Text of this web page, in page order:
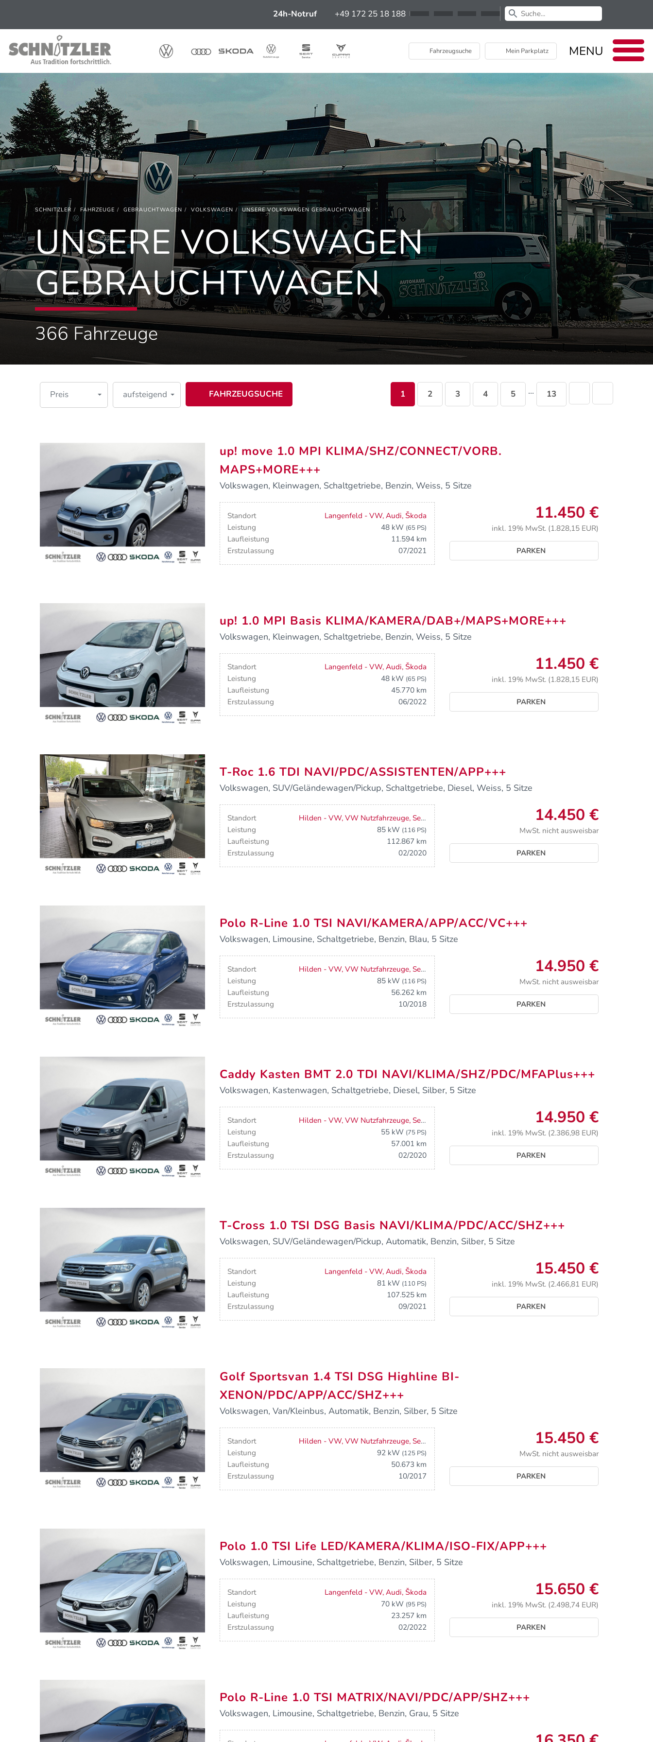
24h-Notruf +49 172 25 18 188
Fahrzeugsuche Mein Parkplatz MENU
Newsletter
EU Data Act
SCHNITZLER FAHRZEUGE GEBRAUCHTWAGEN VOLKSWAGEN UNSERE VOLKSWAGEN GEBRAUCHTWAGEN
UNSERE VOLKSWAGEN
GEBRAUCHTWAGEN
366 Fahrzeuge
Preis aufsteigend FAHRZEUGSUCHE 1 2 3 4 5 ... 13
up! move 1.0 MPI KLIMA/SHZ/CONNECT/VORB.
MAPS+MORE+++
Volkswagen, Kleinwagen, Schaltgetriebe, Benzin, Weiss, 5 Sitze
Standort
Langenfeld - VW, Audi, Škoda
Leistung
48 kW (65 PS)
Laufleistung
11.594 km
Erstzulassung
07/2021
11.450 €
inkl. 19% MwSt. (1.828,15 EUR)
PARKEN
up! 1.0 MPI Basis KLIMA/KAMERA/DAB+/MAPS+MORE+++
Volkswagen, Kleinwagen, Schaltgetriebe, Benzin, Weiss, 5 Sitze
Standort
Langenfeld - VW, Audi, Škoda
Leistung
48 kW (65 PS)
Laufleistung
45.770 km
Erstzulassung
06/2022
11.450 €
inkl. 19% MwSt. (1.828,15 EUR)
PARKEN
T-Roc 1.6 TDI NAVI/PDC/ASSISTENTEN/APP+++
Volkswagen, SUV/Geländewagen/Pickup, Schaltgetriebe, Diesel, Weiss, 5 Sitze
Standort
Hilden - VW, VW Nutzfahrzeuge, Seat
Leistung
85 kW (116 PS)
Laufleistung
112.867 km
Erstzulassung
02/2020
14.450 €
MwSt. nicht ausweisbar
PARKEN
Polo R-Line 1.0 TSI NAVI/KAMERA/APP/ACC/VC+++
Volkswagen, Limousine, Schaltgetriebe, Benzin, Blau, 5 Sitze
Standort
Hilden - VW, VW Nutzfahrzeuge, Seat
Leistung
85 kW (116 PS)
Laufleistung
56.262 km
Erstzulassung
10/2018
14.950 €
MwSt. nicht ausweisbar
PARKEN
Caddy Kasten BMT 2.0 TDI NAVI/KLIMA/SHZ/PDC/MFAPlus+++
Volkswagen, Kastenwagen, Schaltgetriebe, Diesel, Silber, 5 Sitze
Standort
Hilden - VW, VW Nutzfahrzeuge, Seat
Leistung
55 kW (75 PS)
Laufleistung
57.001 km
Erstzulassung
02/2020
14.950 €
inkl. 19% MwSt. (2.386,98 EUR)
PARKEN
T-Cross 1.0 TSI DSG Basis NAVI/KLIMA/PDC/ACC/SHZ+++
Volkswagen, SUV/Geländewagen/Pickup, Automatik, Benzin, Silber, 5 Sitze
Standort
Langenfeld - VW, Audi, Škoda
Leistung
81 kW (110 PS)
Laufleistung
107.525 km
Erstzulassung
09/2021
15.450 €
inkl. 19% MwSt. (2.466,81 EUR)
PARKEN
Golf Sportsvan 1.4 TSI DSG Highline BI-
XENON/PDC/APP/ACC/SHZ+++
Volkswagen, Van/Kleinbus, Automatik, Benzin, Silber, 5 Sitze
Standort
Hilden - VW, VW Nutzfahrzeuge, Seat
Leistung
92 kW (125 PS)
Laufleistung
50.673 km
Erstzulassung
10/2017
15.450 €
MwSt. nicht ausweisbar
PARKEN
Polo 1.0 TSI Life LED/KAMERA/KLIMA/ISO-FIX/APP+++
Volkswagen, Limousine, Schaltgetriebe, Benzin, Silber, 5 Sitze
Standort
Langenfeld - VW, Audi, Škoda
Leistung
70 kW (95 PS)
Laufleistung
23.257 km
Erstzulassung
02/2022
15.650 €
inkl. 19% MwSt. (2.498,74 EUR)
PARKEN
Polo R-Line 1.0 TSI MATRIX/NAVI/PDC/APP/SHZ+++
Volkswagen, Limousine, Schaltgetriebe, Benzin, Grau, 5 Sitze